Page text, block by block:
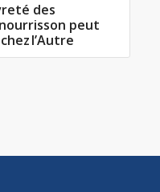
des
peut
l’Autre